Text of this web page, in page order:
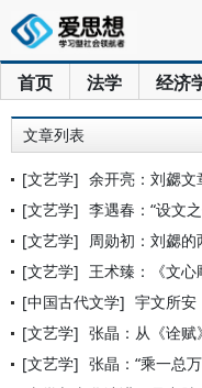
首页 法学 经济
文章列表
[文艺学] 余开亮：刘勰文
[文艺学] 李遇春：“设文
[文艺学] 周勋初：刘勰的
[文艺学] 王术臻：《文心
[中国古代文学] 宇文所安
[文艺学] 张晶：从《诠
[文艺学] 张晶：“乘一总万